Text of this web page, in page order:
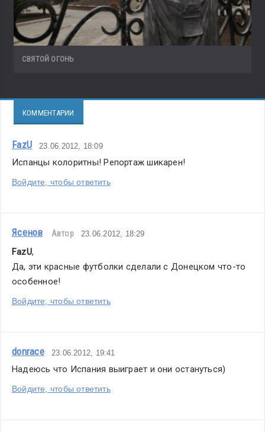
СВЯТОЙ ОГОНЬ
КОММЕНТАРИИ
FazU 23.06.2012, 18:09
Испанцы колоритны! Репортаж шикарен!
Войдите, чтобы ответить
Ясенов Автор 23.06.2012, 18:29
FazU,
Да, эти красные футболки сделали с Донецком что-то
особенное!
Войдите, чтобы ответить
donrace 23.06.2012, 19:41
Надеюсь что Испания выиграет и они остануться)
Войдите, чтобы ответить